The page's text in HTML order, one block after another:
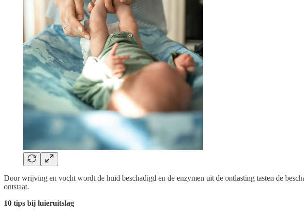
Door wrijving en vocht wordt de huid beschadigd en de enzymen uit de ontlasting tasten de
ontstaat.
10 tips bij luieruitslag